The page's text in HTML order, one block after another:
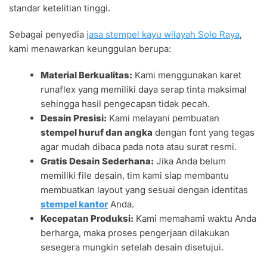
standar ketelitian tinggi.
Sebagai penyedia jasa stempel kayu wilayah Solo Raya,
kami menawarkan keunggulan berupa:
Material Berkualitas: Kami menggunakan karet
runaflex yang memiliki daya serap tinta maksimal
sehingga hasil pengecapan tidak pecah.
Desain Presisi: Kami melayani pembuatan
stempel huruf dan angka dengan font yang tegas
agar mudah dibaca pada nota atau surat resmi.
Gratis Desain Sederhana: Jika Anda belum
memiliki file desain, tim kami siap membantu
membuatkan layout yang sesuai dengan identitas
stempel kantor Anda.
Kecepatan Produksi: Kami memahami waktu Anda
berharga, maka proses pengerjaan dilakukan
sesegera mungkin setelah desain disetujui.